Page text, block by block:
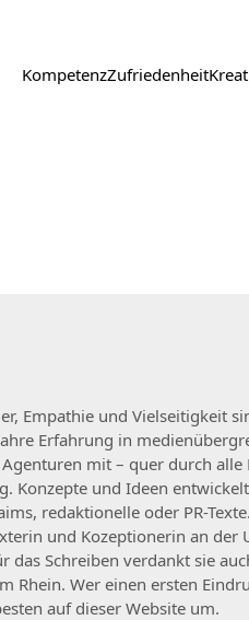
KompetenzZufriedenheit
Empathie und Vielseitigkeit
Erfahrung in
mit – quer durch alle
Konzepte und Ideen
redaktionelle oder PR-
und Kozeptionerin an der
das Schreiben verdankt sie
Rhein. Wer einen ersten
auf dieser Website um.